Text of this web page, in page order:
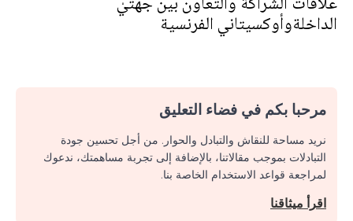
الداخلةوأوكسيتاني الفرنسية
مرحبا بكم في فضاء التعليق
نريد مساحة للنقاش والتبادل والحوار. من أجل تحسين جودة
التبادلات بموجب مقالاتنا، بالإضافة إلى تجربة مساهمتك، ندعوك
لمراجعة قواعد الاستخدام الخاصة بنا.
اقرأ ميثاقنا